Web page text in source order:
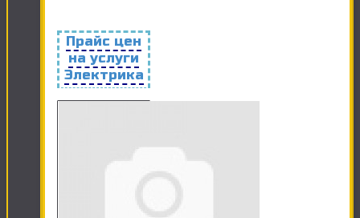
Прайс цен
на услуги
Электрика